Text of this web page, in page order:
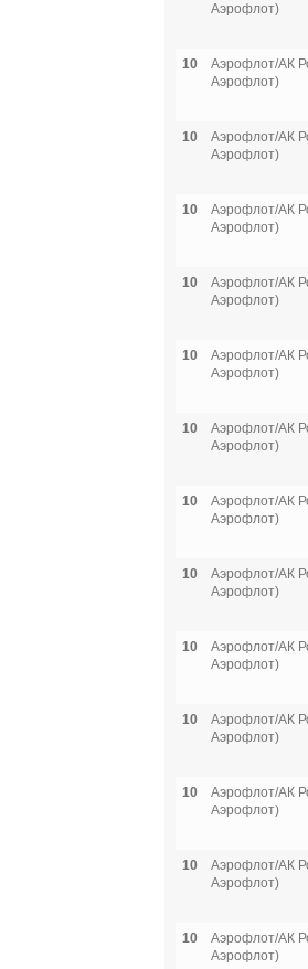
Аэрофлот)
10
Аэрофлот/АК
Аэрофлот)
10
Аэрофлот/АК
Аэрофлот)
10
Аэрофлот/АК
Аэрофлот)
10
Аэрофлот/АК
Аэрофлот)
10
Аэрофлот/АК
Аэрофлот)
10
Аэрофлот/АК
Аэрофлот)
10
Аэрофлот/АК
Аэрофлот)
10
Аэрофлот/АК
Аэрофлот)
10
Аэрофлот/АК
Аэрофлот)
10
Аэрофлот/АК
Аэрофлот)
10
Аэрофлот/АК
Аэрофлот)
10
Аэрофлот/АК
Аэрофлот)
10
Аэрофлот/АК
Аэрофлот)